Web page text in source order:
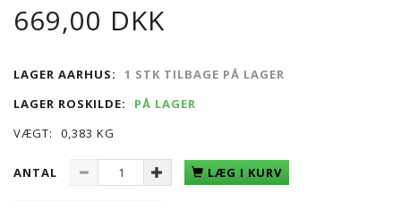
669,00 DKK
LAGER AARHUS:
1 STK TILBAGE PÅ LAGER
LAGER ROSKILDE:
PÅ LAGER
VÆGT:
0,383 KG
ANTAL LÆG I KURV